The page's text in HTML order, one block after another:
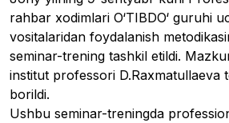
rahbar xodimlari O‘TIBDO‘ guruhi
vositalaridan foydalanish
seminar-trening tashkil etildi.
institut professori D.Raxmatullaeva
borildi.
Ushbu seminar-treningda